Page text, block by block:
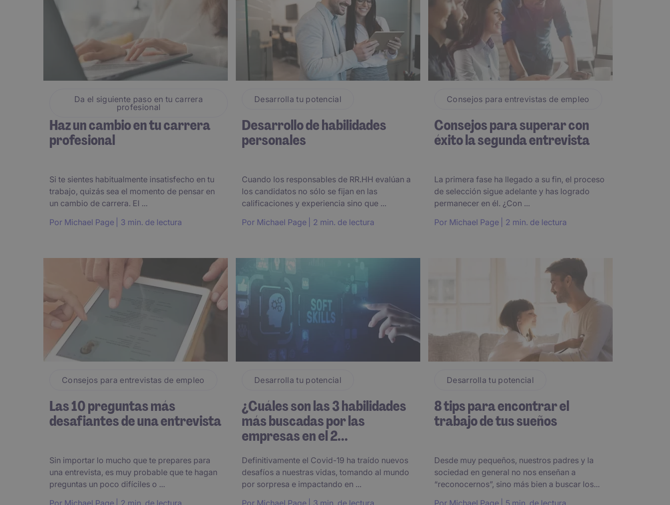
Da el siguiente paso en tu carrera
profesional
Haz un cambio en tu carrera
profesional
Si te sientes habitualmente insatisfecho en tu
trabajo, quizás sea el momento de pensar en
un cambio de carrera. El ...
Por Michael Page 3 min. de lectura
Desarrolla tu potencial
Desarrollo de habilidades
personales
Cuando los responsables de RR.HH evalúan a
los candidatos no sólo se fijan en las
calificaciones y experiencia sino que ...
Por Michael Page 2 min. de lectura
Consejos para entrevistas de empleo
Consejos para superar con
éxito la segunda entrevista
La primera fase ha llegado a su fin, el proceso
de selección sigue adelante y has logrado
permanecer en él. ¿Con ...
Por Michael Page 2 min. de lectura
Consejos para entrevistas de empleo
Las 10 preguntas más
desafiantes de una entrevista
Sin importar lo mucho que te prepares para
una entrevista, es muy probable que te hagan
preguntas un poco difíciles o ...
Por Michael Page 2 min. de lectura
Desarrolla tu potencial
¿Cuáles son las 3 habilidades
más buscadas por las
empresas en el 2...
Definitivamente el Covid-19 ha traído nuevos
desafíos a nuestras vidas, tomando al mundo
por sorpresa e impactando en ...
Por Michael Page 3 min. de lectura
Desarrolla tu potencial
8 tips para encontrar el
trabajo de tus sueños
Desde muy pequeños, nuestros padres y la
sociedad en general no nos enseñan a
“reconocernos”, sino más bien a buscar los...
Por Michael Page 5 min. de lectura